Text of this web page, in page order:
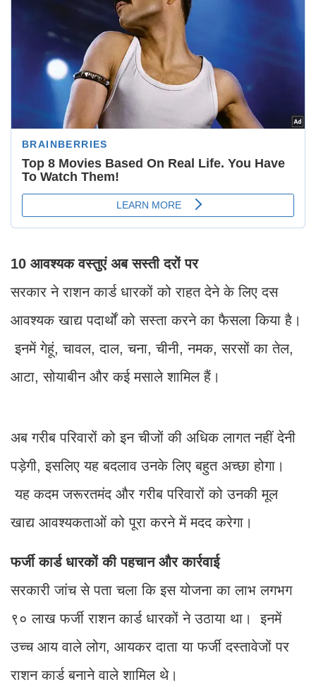
10 आवश्यक वस्तुएं अब सस्ती दरों पर
सरकार ने राशन कार्ड धारकों को राहत देने के लिए दस
आवश्यक खाद्य पदार्थों को सस्ता करने का फैसला किया है।
इनमें गेहूं, चावल, दाल, चना, चीनी, नमक, सरसों का तेल,
आटा, सोयाबीन और कई मसाले शामिल हैं।
अब गरीब परिवारों को इन चीजों की अधिक लागत नहीं देनी
पड़ेगी, इसलिए यह बदलाव उनके लिए बहुत अच्छा होगा।
यह कदम जरूरतमंद और गरीब परिवारों को उनकी मूल
खाद्य आवश्यकताओं को पूरा करने में मदद करेगा।
फर्जी कार्ड धारकों की पहचान और कार्रवाई
सरकारी जांच से पता चला कि इस योजना का लाभ लगभग
९० लाख फर्जी राशन कार्ड धारकों ने उठाया था। इनमें
उच्च आय वाले लोग, आयकर दाता या फर्जी दस्तावेजों पर
राशन कार्ड बनाने वाले शामिल थे।